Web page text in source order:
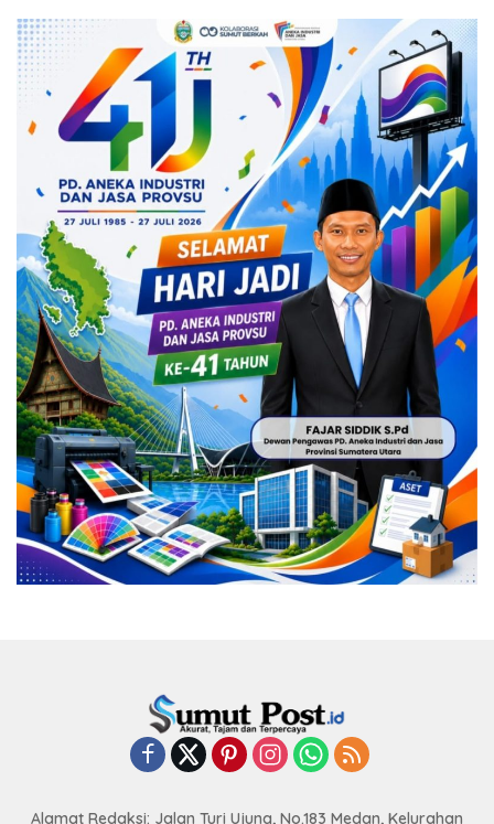
Alamat Redaksi: Jalan Turi Ujung, No.183 Medan, Kelurahan